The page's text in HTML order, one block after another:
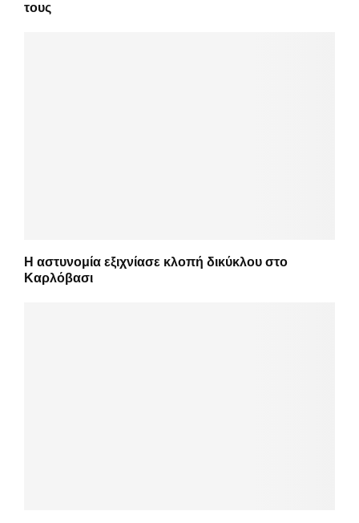
τους
Η αστυνομία εξιχνίασε κλοπή δικύκλου στο
Καρλόβασι